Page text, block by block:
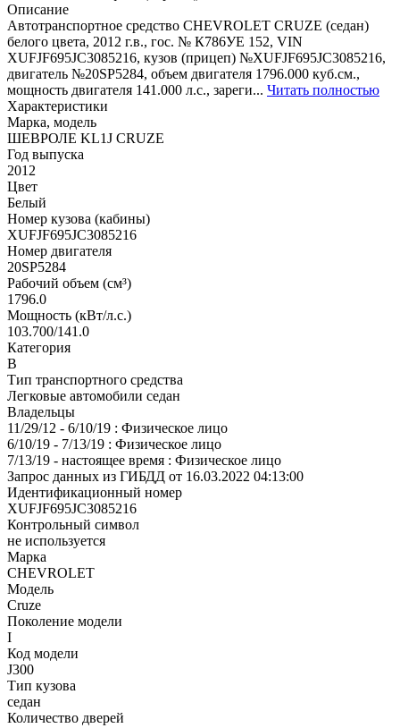
Описание
Автотранспортное средство CHEVROLET CRUZE (седан)
белого цвета, 2012 г.в., гос. № К786УЕ 152, VIN
XUFJF695JC3085216, кузов (прицеп) №XUFJF695JC3085216,
двигатель №20SP5284, объем двигателя 1796.000 куб.см.,
мощность двигателя 141.000 л.с., зареги... Читать полностью
Характеристики
Марка, модель
ШЕВРОЛЕ KL1J CRUZE
Год выпуска
2012
Цвет
Белый
Номер кузова (кабины)
XUFJF695JC3085216
Номер двигателя
20SP5284
Рабочий объем (см³)
1796.0
Мощность (кВт/л.с.)
103.700/141.0
Категория
В
Тип транспортного средства
Легковые автомобили седан
Владельцы
11/29/12 - 6/10/19 : Физическое лицо
6/10/19 - 7/13/19 : Физическое лицо
7/13/19 - настоящее время : Физическое лицо
Запрос данных из ГИБДД от 16.03.2022 04:13:00
Идентификационный номер
XUFJF695JC3085216
Контрольный символ
не используется
Марка
CHEVROLET
Модель
Cruze
Поколение модели
I
Код модели
J300
Тип кузова
седан
Количество дверей